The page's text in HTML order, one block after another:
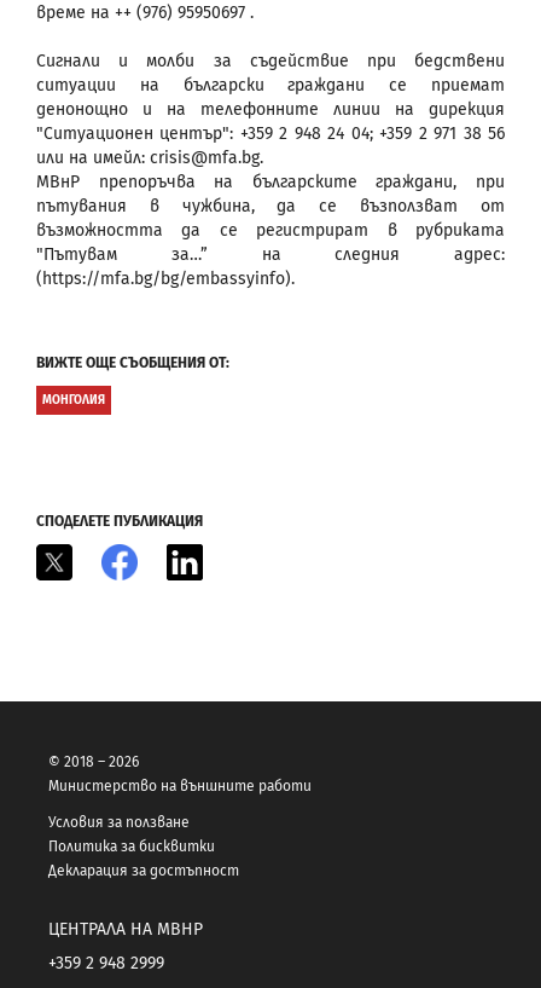
време на ++ (976) 95950697 .
Сигнали и молби за съдействие при бедствени
ситуации на български граждани се приемат
денонощно и на телефонните линии на дирекция
"Ситуационен център": +359 2 948 24 04; +359 2 971 38 56
или на имейл: crisis@mfa.bg.
МВнР препоръчва на българските граждани, при
пътувания в чужбина, да се възползват от
възможността да се регистрират в рубриката
"Пътувам за…” на следния адрес:
(https://mfa.bg/bg/embassyinfo).
ВИЖТЕ ОЩЕ СЪОБЩЕНИЯ ОТ:
МОНГОЛИЯ
СПОДЕЛЕТЕ ПУБЛИКАЦИЯ
Facebook
© 2018 – 2026
Министерство на външните работи
Условия за ползване
Политика за бисквитки
Декларация за достъпност
ЦЕНТРАЛА НА МВНР
+359 2 948 2999